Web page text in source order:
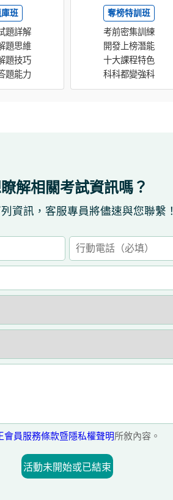
班
題詳解
題思維
題技巧
題能力
奪榜特訓班
考前密集訓練
開發上榜潛能
十大課程特色
科科都變強科
解相關考試資訊嗎？
資訊，客服專員將儘速與您聯繫！
會員服務條款暨隱私權聲明所敘內容。
活動未開始或已結束